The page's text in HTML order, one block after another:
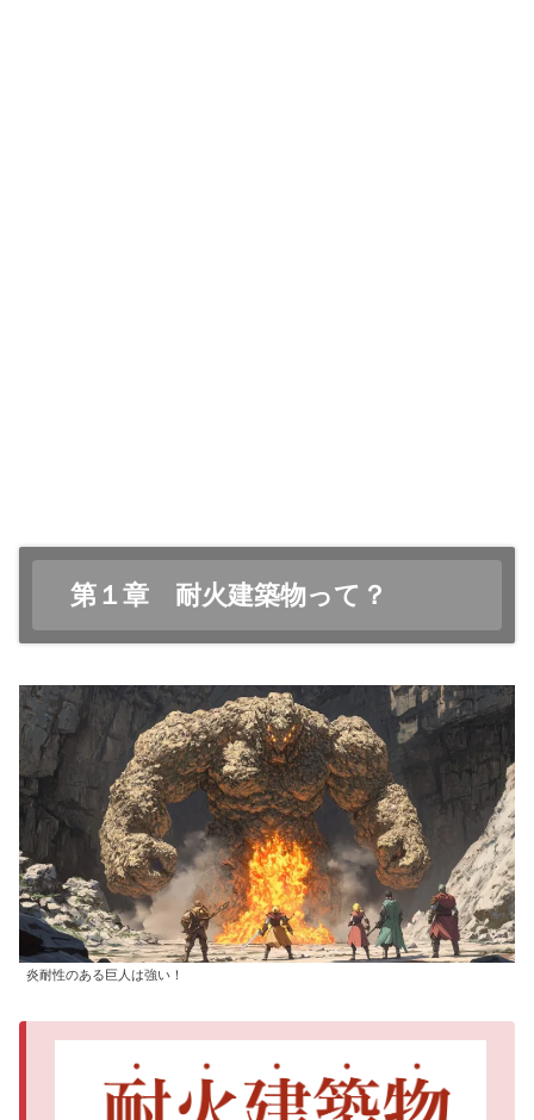
第１章 耐火建築物って？
炎耐性のある巨人は強い！